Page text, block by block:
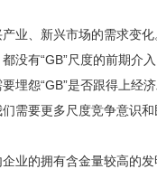
业、新兴市场的需求变
没有“GB”尺度的前期介
埋怨“GB”是否跟得上经
需要更多尺度竞争意识和
业的拥有含金量较高的